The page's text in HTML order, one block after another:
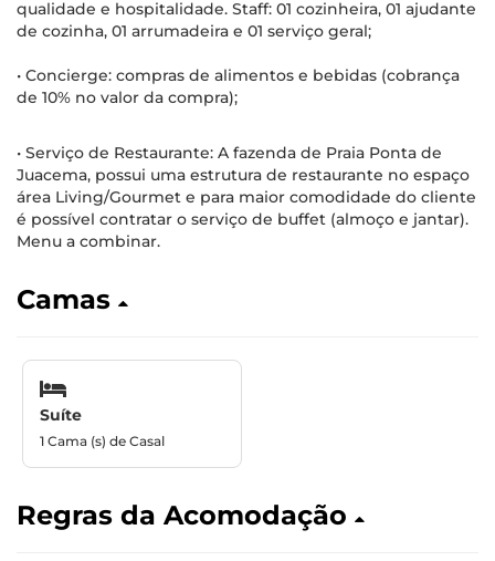
qualidade e hospitalidade. Staff: 01 cozinheira, 01 ajudante
de cozinha, 01 arrumadeira e 01 serviço geral;
• Concierge: compras de alimentos e bebidas (cobrança
de 10% no valor da compra);
• Serviço de Restaurante: A fazenda de Praia Ponta de
Juacema, possui uma estrutura de restaurante no espaço
área Living/Gourmet e para maior comodidade do cliente
é possível contratar o serviço de buffet (almoço e jantar).
Menu a combinar.
Camas
Suíte
1 Cama (s) de Casal
Regras da Acomodação